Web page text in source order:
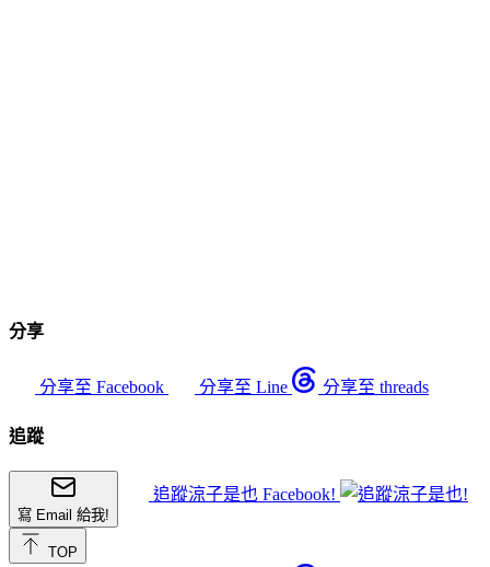
分享
分享至 Facebook 分享至 Line 分享至 threads
追蹤
寫 Email 給我!
追蹤涼子是也 Facebook!
TOP